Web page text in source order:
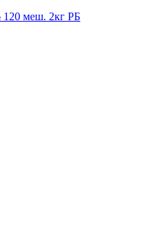
меш. 2кг РБ